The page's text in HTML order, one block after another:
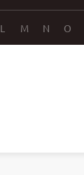
L M N O